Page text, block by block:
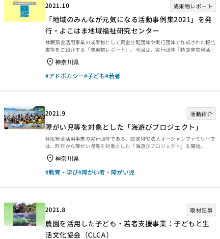
2021.10 成果物レポート
「地域のみんなが元気になる活動事例集2021」を発
行・よこはま地域福祉研究センター
休眠預金活用事業の成果物として資金分配団体や実行団体で作成された報告
書等をご紹介する「成果物レポート」。今回は、実行団体『特定非営利活動
法人よこはま地域福祉研究センター（資金分配団体：特定非営利活動法人
神奈川子ども未来ファンド〈2020年度緊急支援枠〉）』が休眠預金活用事
業で作成した冊子「地域のみんなが元気になる活動事例集2021」をご紹介
します。 地域のみんなが元気になる活動事例集2021 変化する人々のライフ
（主流の考え方）から、オルタナティブ（代案、主流の方法に代わるもの）
神奈川県
#アドボカシー#子ども#若者
2021.9 活動紹介
障がい児等を対象とした「海遊びプロジェクト」
休眠預金活用事業の実行団体である、認定NPO法人オーシャンファミリーで
は、昨年から障がい児等を対象とした「海遊びプロジェクト」を開始。
神奈川県
#教育・学び#障がい者・障がい児
2021.8 取材記事
農園を活用した子ども・若者支援事業：子どもと生
活文化協会（CLCA）